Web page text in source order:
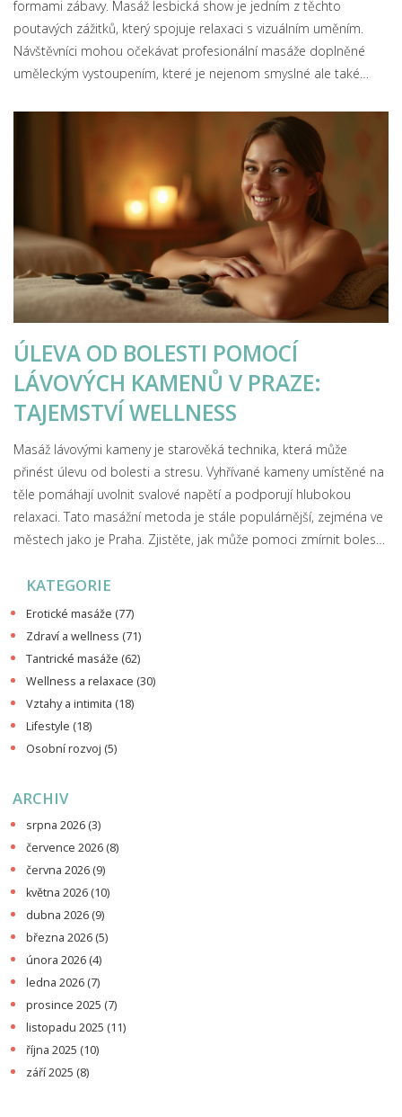
formami zábavy. Masáž lesbická show je jedním z těchto
poutavých zážitků, který spojuje relaxaci s vizuálním uměním.
Návštěvníci mohou očekávat profesionální masáže doplněné
uměleckým vystoupením, které je nejenom smyslné ale také
celého světa, přičemž poskytuje neotřelou perspektivu a nový
rozměr k tradičním zážitkům. Pokud hledáte večer plný vzrušení
a odpočinku, tato show vás jistě nezklame.
ÚLEVA OD BOLESTI POMOCÍ
LÁVOVÝCH KAMENŮ V PRAZE:
TAJEMSTVÍ WELLNESS
Masáž lávovými kameny je starověká technika, která může
přinést úlevu od bolesti a stresu. Vyhřívané kameny umístěné na
těle pomáhají uvolnit svalové napětí a podporují hlubokou
relaxaci. Tato masážní metoda je stále populárnější, zejména ve
městech jako je Praha. Zjistěte, jak může pomoci zmírnit bolesti
nejlepšího terapeuta pro vaši lávovou masáž v Praze.
KATEGORIE
Erotické masáže (77)
Zdraví a wellness (71)
Tantrické masáže (62)
Wellness a relaxace (30)
Vztahy a intimita (18)
Lifestyle (18)
Osobní rozvoj (5)
ARCHIV
srpna 2026 (3)
července 2026 (8)
června 2026 (9)
května 2026 (10)
dubna 2026 (9)
března 2026 (5)
února 2026 (4)
ledna 2026 (7)
prosince 2025 (7)
listopadu 2025 (11)
října 2025 (10)
září 2025 (8)